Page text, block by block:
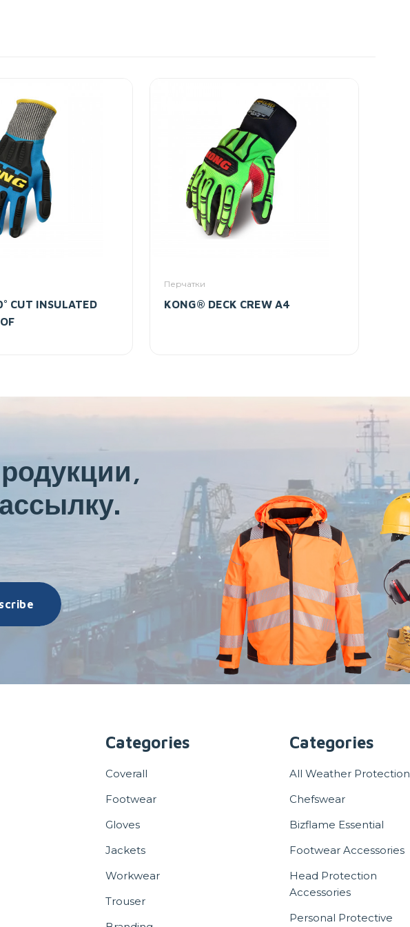
CUT INSULATED
Перчатки
KONG® DECK CREW A4
Categories
Coverall
Footwear
Gloves
Jackets
Workwear
Trouser
Categories
All Weather Protection
Chefswear
Bizflame Essential
Footwear Accessories
Head Protection
Accessories
Personal Protective